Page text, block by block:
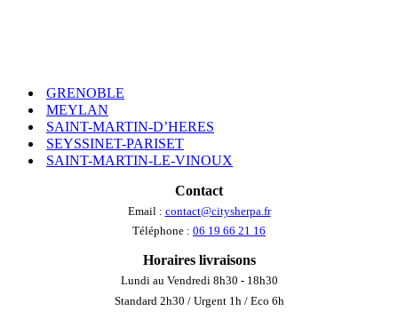
GRENOBLE
MEYLAN
SAINT-MARTIN-D’HERES
SEYSSINET-PARISET
SAINT-MARTIN-LE-VINOUX
Contact
Email : contact@citysherpa.fr
Téléphone : 06 19 66 21 16
Horaires livraisons
Lundi au Vendredi 8h30 - 18h30
Standard 2h30 / Urgent 1h / Eco 6h